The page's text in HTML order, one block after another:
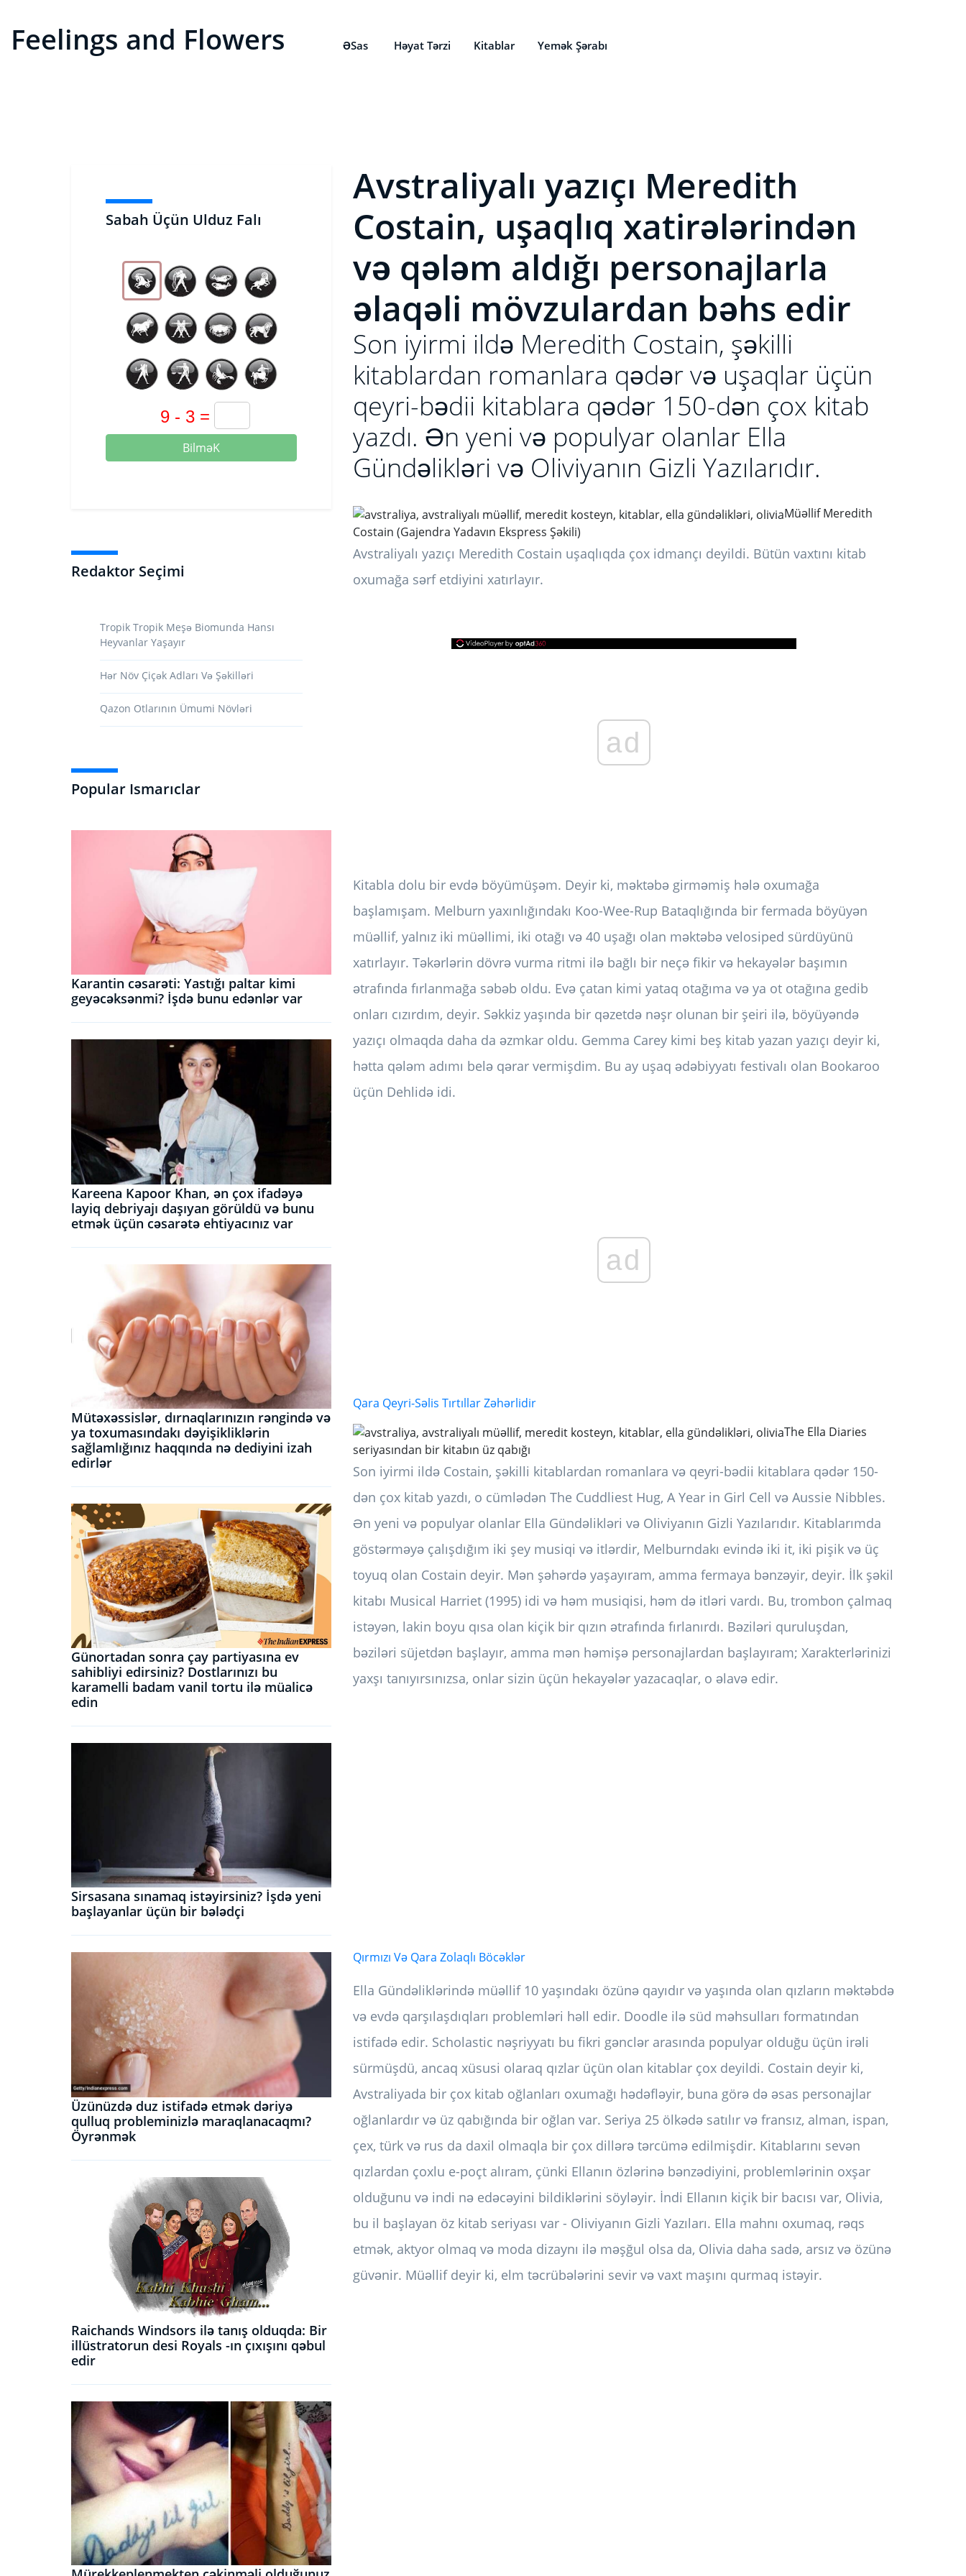
Feelings and Flowers ƏSas Həyat Tərzi Kitablar Yemək Şərabı
Sabah Üçün Ulduz Falı
BilməK
Redaktor Seçimi
Tropik Tropik Meşə Biomunda Hansı
Heyvanlar Yaşayır
Hər Növ Çiçək Adları Və Şəkilləri
Qazon Otlarının Ümumi Növləri
Popular Ismarıclar
Karantin cəsarəti: Yastığı paltar kimi
geyəcəksənmi? İşdə bunu edənlər var
Kareena Kapoor Khan, ən çox ifadəyə
layiq debriyajı daşıyan görüldü və bunu
etmək üçün cəsarətə ehtiyacınız var
Mütəxəssislər, dırnaqlarınızın rəngində və
ya toxumasındakı dəyişikliklərin
sağlamlığınız haqqında nə dediyini izah
edirlər
Günortadan sonra çay partiyasına ev
sahibliyi edirsiniz? Dostlarınızı bu
karamelli badam vanil tortu ilə müalicə
edin
Sirsasana sınamaq istəyirsiniz? İşdə yeni
başlayanlar üçün bir bələdçi
Üzünüzdə duz istifadə etmək dəriyə
qulluq probleminizlə maraqlanacaqmı?
Öyrənmək
Raichands Windsors ilə tanış olduqda: Bir
illüstratorun desi Royals -ın çıxışını qəbul
edir
Avstraliyalı yazıçı Meredith
Costain, uşaqlıq xatirələrindən
və qələm aldığı personajlarla
əlaqəli mövzulardan bəhs edir
Son iyirmi ildə Meredith Costain, şəkilli
kitablardan romanlara qədər və uşaqlar üçün
qeyri-bədii kitablara qədər 150-dən çox kitab
yazdı. Ən yeni və populyar olanlar Ella
Gündəlikləri və Oliviyanın Gizli Yazılarıdır.
Müəllif Meredith
Costain (Gajendra Yadavın Ekspress Şəkili)
Avstraliyalı yazıçı Meredith Costain uşaqlıqda çox idmançı deyildi. Bütün vaxtını kitab
oxumağa sərf etdiyini xatırlayır.
ad
Kitabla dolu bir evdə böyümüşəm. Deyir ki, məktəbə girməmiş hələ oxumağa
başlamışam. Melburn yaxınlığındakı Koo-Wee-Rup Bataqlığında bir fermada böyüyən
müəllif, yalnız iki müəllimi, iki otağı və 40 uşağı olan məktəbə velosiped sürdüyünü
xatırlayır. Təkərlərin dövrə vurma ritmi ilə bağlı bir neçə fikir və hekayələr başımın
ətrafında fırlanmağa səbəb oldu. Evə çatan kimi yataq otağıma və ya ot otağına gedib
onları cızırdım, deyir. Səkkiz yaşında bir qəzetdə nəşr olunan bir şeiri ilə, böyüyəndə
yazıçı olmaqda daha da əzmkar oldu. Gemma Carey kimi beş kitab yazan yazıçı deyir ki,
hətta qələm adımı belə qərar vermişdim. Bu ay uşaq ədəbiyyatı festivalı olan Bookaroo
üçün Dehlidə idi.
ad
Qara Qeyri-Səlis Tırtıllar Zəhərlidir
The Ella Diaries
seriyasından bir kitabın üz qabığı
Son iyirmi ildə Costain, şəkilli kitablardan romanlara və qeyri-bədii kitablara qədər 150-
dən çox kitab yazdı, o cümlədən The Cuddliest Hug, A Year in Girl Cell və Aussie Nibbles.
Ən yeni və populyar olanlar Ella Gündəlikləri və Oliviyanın Gizli Yazılarıdır. Kitablarımda
göstərməyə çalışdığım iki şey musiqi və itlərdir, Melburndakı evində iki it, iki pişik və üç
toyuq olan Costain deyir. Mən şəhərdə yaşayıram, amma fermaya bənzəyir, deyir. İlk şəkil
kitabı Musical Harriet (1995) idi və həm musiqisi, həm də itləri vardı. Bu, trombon çalmaq
istəyən, lakin boyu qısa olan kiçik bir qızın ətrafında fırlanırdı. Bəziləri quruluşdan,
bəziləri süjetdən başlayır, amma mən həmişə personajlardan başlayıram; Xarakterlərinizi
yaxşı tanıyırsınızsa, onlar sizin üçün hekayələr yazacaqlar, o əlavə edir.
Qırmızı Və Qara Zolaqlı Böcəklər
Ella Gündəliklərində müəllif 10 yaşındakı özünə qayıdır və yaşında olan qızların məktəbdə
və evdə qarşılaşdıqları problemləri həll edir. Doodle ilə süd məhsulları formatından
istifadə edir. Scholastic nəşriyyatı bu fikri gənclər arasında populyar olduğu üçün irəli
sürmüşdü, ancaq xüsusi olaraq qızlar üçün olan kitablar çox deyildi. Costain deyir ki,
Avstraliyada bir çox kitab oğlanları oxumağı hədəfləyir, buna görə də əsas personajlar
oğlanlardır və üz qabığında bir oğlan var. Seriya 25 ölkədə satılır və fransız, alman, ispan,
çex, türk və rus da daxil olmaqla bir çox dillərə tərcümə edilmişdir. Kitablarını sevən
qızlardan çoxlu e-poçt alıram, çünki Ellanın özlərinə bənzədiyini, problemlərinin oxşar
olduğunu və indi nə edəcəyini bildiklərini söyləyir. İndi Ellanın kiçik bir bacısı var, Olivia,
bu il başlayan öz kitab seriyası var - Oliviyanın Gizli Yazıları. Ella mahnı oxumaq, rəqs
etmək, aktyor olmaq və moda dizaynı ilə məşğul olsa da, Olivia daha sadə, arsız və özünə
güvənir. Müəllif deyir ki, elm təcrübələrini sevir və vaxt maşını qurmaq istəyir.